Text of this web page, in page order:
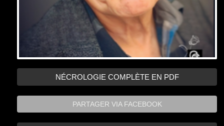
PARTAGER VIA FACEBOOK